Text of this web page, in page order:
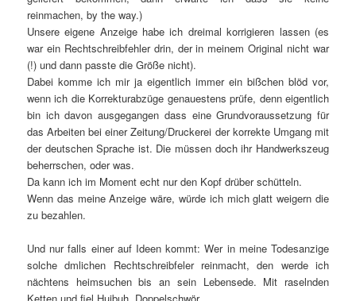
reinmachen, by the way.)
Unsere eigene Anzeige habe ich dreimal korrigieren lassen (es
war ein Rechtschreibfehler drin, der in meinem Original nicht war
(!) und dann passte die Größe nicht).
Dabei komme ich mir ja eigentlich immer ein bißchen blöd vor,
wenn ich die Korrekturabzüge genauestens prüfe, denn eigentlich
bin ich davon ausgegangen dass eine Grundvoraussetzung für
das Arbeiten bei einer Zeitung/Druckerei der korrekte Umgang mit
der deutschen Sprache ist. Die müssen doch ihr Handwerkszeug
beherrschen, oder was.
Da kann ich im Moment echt nur den Kopf drüber schütteln.
Wenn das meine Anzeige wäre, würde ich mich glatt weigern die
zu bezahlen.
Und nur falls einer auf Ideen kommt: Wer in meine Todesanzige
solche dmlichen Rechtschreibfeler reinmacht, den werde ich
nächtens heimsuchen bis an sein Lebensede. Mit raselnden